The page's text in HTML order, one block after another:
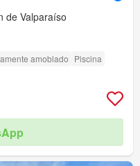
de Valparaíso
amoblado Piscina